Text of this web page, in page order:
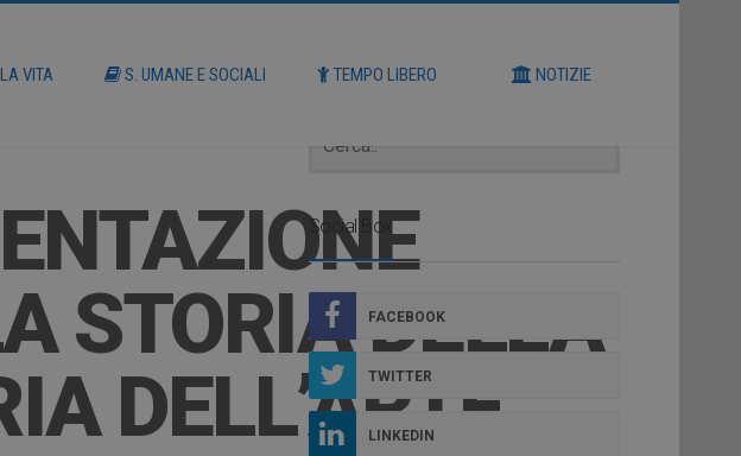
VITA S. UMANE E SOCIALI TEMPO LIBERO NOTIZIE
STORIA DELLA
DELL’ARTE”
Social Box
FACEBOOK
TWITTER
LINKEDIN